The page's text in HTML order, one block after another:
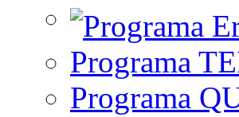
Programa
Programa